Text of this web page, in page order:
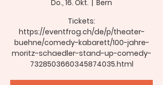
Do., 16. Okt.
  |
Bern
Tickets:
https://eventfrog.ch/de/p/theater-
buehne/comedy-kabarett/100-jahre-
moritz-schaedler-stand-up-comedy-